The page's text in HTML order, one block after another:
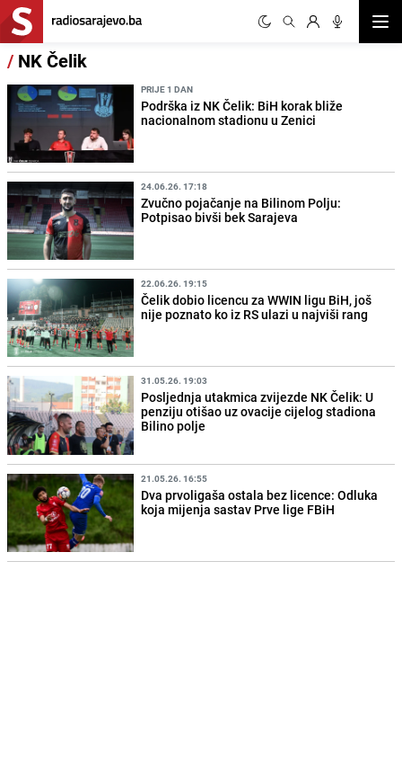
/ NK Čelik
PRIJE 1 DAN
Podrška iz NK Čelik: BiH korak bliže
nacionalnom stadionu u Zenici
24.06.26. 17:18
Zvučno pojačanje na Bilinom Polju:
Potpisao bivši bek Sarajeva
22.06.26. 19:15
Čelik dobio licencu za WWIN ligu BiH, još
nije poznato ko iz RS ulazi u najviši rang
31.05.26. 19:03
Posljednja utakmica zvijezde NK Čelik: U
penziju otišao uz ovacije cijelog stadiona
Bilino polje
21.05.26. 16:55
Dva prvoligaša ostala bez licence: Odluka
koja mijenja sastav Prve lige FBiH